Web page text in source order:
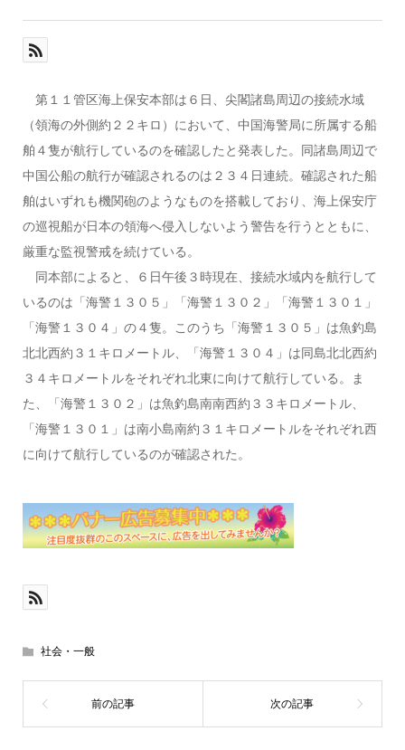
第１１管区海上保安本部は６日、尖閣諸島周辺の接続水域
（領海の外側約２２キロ）において、中国海警局に所属する船
舶４隻が航行しているのを確認したと発表した。同諸島周辺で
中国公船の航行が確認されるのは２３４日連続。確認された船
舶はいずれも機関砲のようなものを搭載しており、海上保安庁
の巡視船が日本の領海へ侵入しないよう警告を行うとともに、
厳重な監視警戒を続けている。
同本部によると、６日午後３時現在、接続水域内を航行して
いるのは「海警１３０５」「海警１３０２」「海警１３０１」
「海警１３０４」の４隻。このうち「海警１３０５」は魚釣島
北北西約３１キロメートル、「海警１３０４」は同島北北西約
３４キロメートルをそれぞれ北東に向けて航行している。ま
た、「海警１３０２」は魚釣島南南西約３３キロメートル、
「海警１３０１」は南小島南約３１キロメートルをそれぞれ西
に向けて航行しているのが確認された。
社会・一般